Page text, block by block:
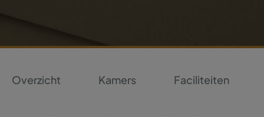
Overzicht Kamers Faciliteiten